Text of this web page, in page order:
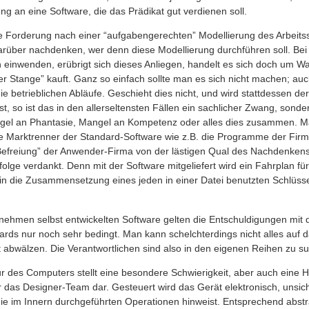
an eine Software, die das Prädikat gut verdienen soll.
Forderung nach einer “aufgabengerechten” Modellierung des
nachdenken, wer denn diese Modellierung durchführen soll.
einwenden, erübrigt sich dieses Anliegen, handelt es sich doch um
Stange” kauft. Ganz so einfach sollte man es sich nicht machen;
betrieblichen Abläufe. Geschieht dies nicht, und wird stattdessen
so ist das in den allerseltensten Fällen ein sachlicher Zwang,
an Phantasie, Mangel an Kompetenz oder alles dies zusammen.
Marktrenner der Standard-Software wie z.B. die Programme der
der Anwender-Firma von der lästigen Qual des
verdankt. Denn mit der Software mitgeliefert wird ein Fahrplan
die Zusammensetzung eines jeden in einer Datei benutzten
selbst entwickelten Software gelten die Entschuldigungen mit
nur noch sehr bedingt. Man kann schelchterdings nicht alles auf
Die Verantwortlichen sind also in den eigenen Reihen zu
des Computers stellt eine besondere Schwierigkeit, aber auch eine
Designer-Team dar. Gesteuert wird das Gerät elektronisch,
im Innern durchgeführten Operationen hinweist. Entsprechend